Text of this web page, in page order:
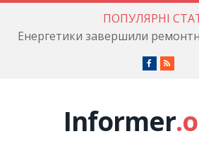
ПОПУЛЯРНІ
Facebook
RSS
Informer